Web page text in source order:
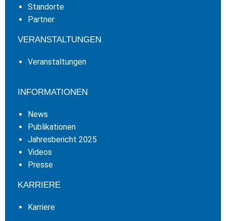
Standorte
Partner
VERANSTALTUNGEN
Veranstaltungen
INFORMATIONEN
News
Publikationen
Jahresbericht 2025
Videos
Presse
KARRIERE
Karriere